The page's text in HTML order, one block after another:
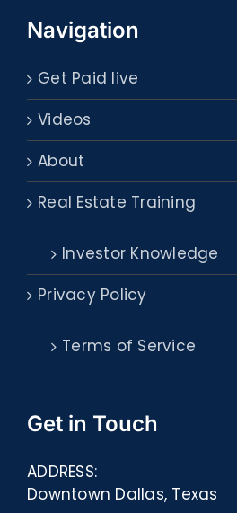
Navigation
Get Paid live
Videos
About
Real Estate Training
Investor Knowledge
Privacy Policy
Terms of Service
Get in Touch
ADDRESS:
Downtown Dallas, Texas